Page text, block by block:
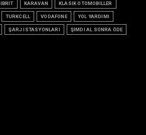
KARAVAN KLASIK OTOMOBILLER
TURKCELL VODAFONE YOL YARDIMI
ŞARJ ISTASYONLARI ŞIMDI AL SONRA ÖDE